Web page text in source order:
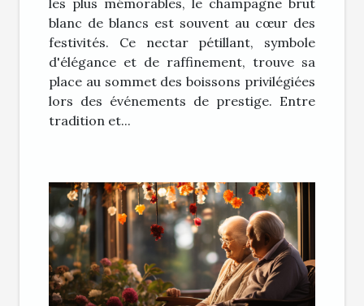
blanc de blancs est souvent au cœur des
festivités. Ce nectar pétillant, symbole
d'élégance et de raffinement, trouve sa
place au sommet des boissons privilégiées
lors des événements de prestige. Entre
tradition et...